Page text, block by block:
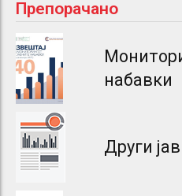
Препорачано
набавки
Други